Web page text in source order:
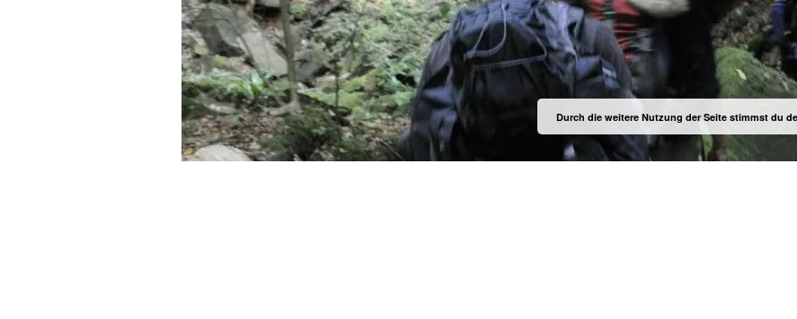
Durch die weitere Nutzung der Seite stimmst du